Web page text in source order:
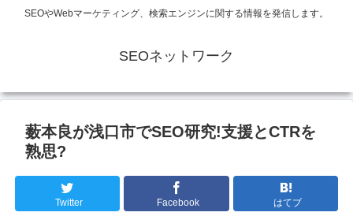
SEOやWebマーケティング、検索エンジンに関する情報を発信します。
SEOネットワーク
薮本良が浅口市でSEO研究!支援とCTRを
熟思?
Twitter Facebook はてブ